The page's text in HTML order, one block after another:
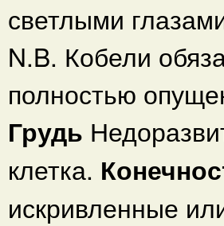
светлыми
N.B. Кобели
полностью
Грудь
клетка.
искривленные